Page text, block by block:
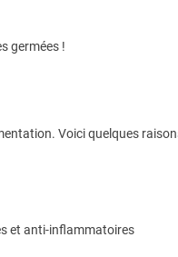
germées !
Voici quelques
et anti-inflammatoires